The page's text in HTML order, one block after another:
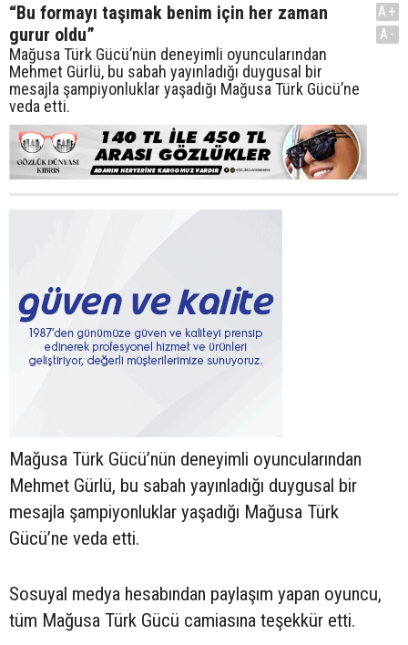
“Bu formayı taşımak benim için her zaman
gurur oldu”
Mağusa Türk Gücü’nün deneyimli oyuncularından
Mehmet Gürlü, bu sabah yayınladığı duygusal bir
mesajla şampiyonluklar yaşadığı Mağusa Türk Gücü’ne
veda etti.
A+
A-
Mağusa Türk Gücü’nün deneyimli oyuncularından
Mehmet Gürlü, bu sabah yayınladığı duygusal bir
mesajla şampiyonluklar yaşadığı Mağusa Türk
Gücü’ne veda etti.
Sosuyal medya hesabından paylaşım yapan oyuncu,
tüm Mağusa Türk Gücü camiasına teşekkür etti.